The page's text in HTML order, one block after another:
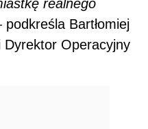
realnego
Bartłomiej
Dyrektor Operacyjny